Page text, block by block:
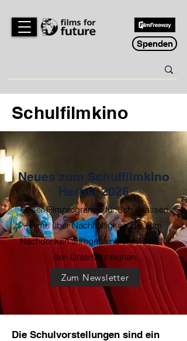
Spenden
Schulfilmkino
Neues zum Schulfilmkino
Herbst 2026
Unser Filmprogramm für Schulklassen.
Filme über Nachhaltigkeit, die zum
Nachdenken anregen und sich ideal für
den Unterricht eignen.
Zum Newsletter
Die Schulvorstellungen sind ein